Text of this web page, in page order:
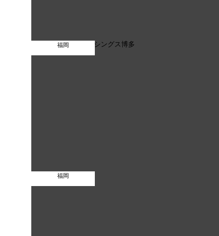
福岡
福岡